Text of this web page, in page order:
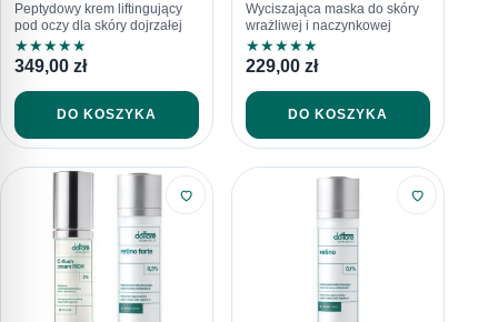
Peptydowy krem liftingujący
pod oczy dla skóry dojrzałej
★★★★★
349,00 zł
DO KOSZYKA
Wyciszająca maska do skóry
wrażliwej i naczynkowej
★★★★★
229,00 zł
DO KOSZYKA